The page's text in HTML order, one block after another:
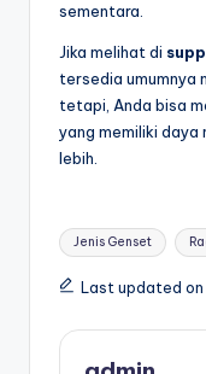
sementara.
Jika melihat di
tersedia umumnya
tetapi, Anda bisa
yang memiliki
lebih.
Tags:
Jenis Genset
Last updated on